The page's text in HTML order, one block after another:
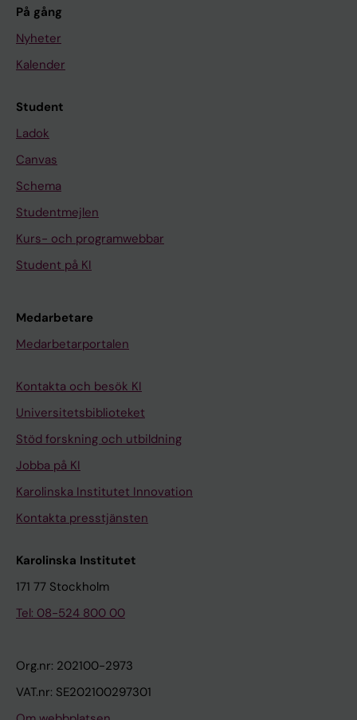
På gång
Nyheter
Kalender
Student
Ladok
Canvas
Schema
Studentmejlen
Kurs- och programwebbar
Student på KI
Medarbetare
Medarbetarportalen
Kontakta och besök KI
Universitetsbiblioteket
Stöd forskning och utbildning
Jobba på KI
Karolinska Institutet Innovation
Kontakta presstjänsten
Karolinska Institutet
171 77 Stockholm
Tel: 08-524 800 00
Org.nr: 202100-2973
VAT.nr: SE202100297301